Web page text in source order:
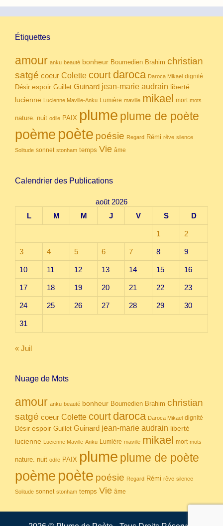
Étiquettes
amour anku beauté bonheur Boumedien Brahim christian
satgé coeur Colette court daroca Daroca Mikael dignité
Désir espoir Guillet Guinard jean-marie audrain liberté
lucienne Lucienne Maville-Anku Lumière maville mikael mort mots
nature. nuit odile PAIX plume plume de poète
poème poète poésie Regard Rémi rêve silence
Solitude sonnet stonham temps Vie âme
Calendrier des Publications
août 2026
L
M M J V S D
1 2
3 4 5 6 7 8 9
10 11 12 13 14 15 16
17 18 19 20 21 22 23
24 25 26 27 28 29 30
31
« Juil
Nuage de Mots
amour anku beauté bonheur Boumedien Brahim christian
satgé coeur Colette court daroca Daroca Mikael dignité
Désir espoir Guillet Guinard jean-marie audrain liberté
lucienne Lucienne Maville-Anku Lumière maville mikael mort mots
nature. nuit odile PAIX plume plume de poète
poème poète poésie Regard Rémi rêve silence
Solitude sonnet stonham temps Vie âme